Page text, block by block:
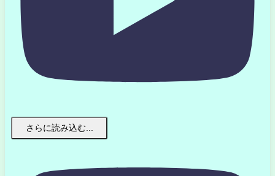
さらに読み込む...